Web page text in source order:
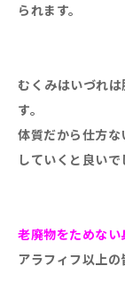
られます。
むくみはいづれ
す。
体質だから仕方
していくと良いで
老廃物をためない
アラフィフ以上